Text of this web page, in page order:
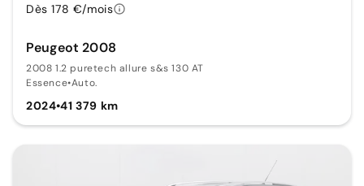
Peugeot 2008
2008 1.2 puretech allure s&s 130 AT
Essence•Auto.
2024•41 379 km
Dès 178 €/mois